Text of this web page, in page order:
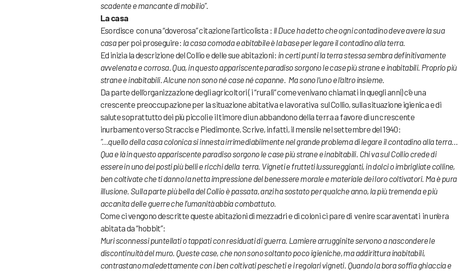
scadente e mancante di mobilio”.
La casa
Esordisce con una “doverosa” citazione l’articolista : Il Duce ha detto che ogni contadino deve avere la sua
casaper poi proseguire: la casa comoda e abitabile è la base per legare il contadino alla terra.
Ed inizia la descrizione del Collio e delle sue abitazioni: in certi punti la terra stessa sembra definitivamente
avvelenata e corrosa. Qua, in questo appariscente paradiso sorgono le case più strane e inabitabili. Proprio più
strane e inabitabili. Alcune non sono né case né capanne. Ma sono l’uno e l’altro insieme.
Da parte dell’organizzazione degli agricoltori ( i “rurali” come venivano chiamati in quegli anni) c’è una
crescente preoccupazione per la situazione abitativa e lavorativa sul Collio, sulla situazione igienica e di
salute soprattutto dei più piccoli e il timore di un abbandono della terra a favore di un crescente
inurbamento verso Straccis e Piedimonte. Scrive, infatti, il mensile nel settembre del 1940:
“…quello della casa colonica si innesta irrimediabilmente nel grande problema di legare il contadino alla terra…
Qua e là in questo appariscente paradiso sorgono le case più strane e inabitabili. Chi va sul Collio crede di
essere in uno dei posti più belli e ricchi della terra. Vigneti e frutteti lussureggianti, in dolci o imbrigliate colline,
ben coltivate che ti danno la netta impressione del benessere morale e materiale dei loro coltivatori. Ma è pura
illusione. Sulla parte più bella del Collio è passata, anzi ha sostato per qualche anno, la più tremenda e più
accanita delle guerre che l’umanità abbia combattuto.
Come ci vengono descritte queste abitazioni di mezzadri e di coloni ci pare di venire scaraventati in un’era
abitata da “hobbit”:
Muri sconnessi puntellati o tappati con residuati di guerra. Lamiere arrugginite servono a nascondere le
discontinuità del muro. Queste case, che non sono soltanto poco igieniche, ma addirittura inabitabili,
contrastano maledettamente con i ben coltivati pescheti e i regolari vigneti. Quando la bora soffia ghiaccia e